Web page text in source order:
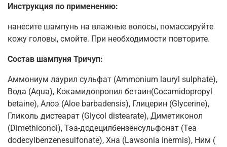
Инструкция по применению:
нанесите шампунь на влажные волосы, помассируйте
кожу головы, смойте. При необходимости повторите.
Состав шампуня Тричуп:
Аммониум лаурил сульфат (Ammonium lauryl sulphate),
Вода (Aqua), Кокамидопропил бетаин(Cocamidopropyl
betaine), Алоэ (Aloe barbadensis), Глицерин (Glycerine),
Гликоль дистеарат (Glycol distearate), Диметиконол
(Dimethiconol), Тэа-додецилбензенсульфонат (Tea
dodecylbenzenesulfonate), Хна (Lawsonia inermis), Ним (